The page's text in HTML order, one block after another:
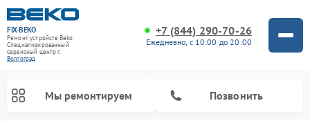
FIX-BEKO
Ремонт устройств Beko
Специализированный
cервисный центр г.
Волгоград
+7 (844) 290-70-26
Ежедневно, с 10:00 до 20:00
Мы ремонтируем Позвонить